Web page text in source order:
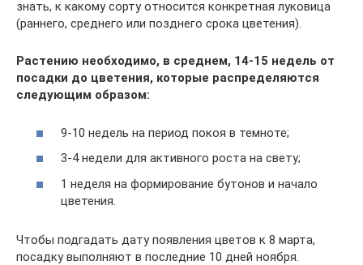
знать, к какому сорту относится конкретная луковица
(раннего, среднего или позднего срока цветения).
Растению необходимо, в среднем, 14-15 недель от
посадки до цветения, которые распределяются
следующим образом:
9-10 недель на период покоя в темноте;
3-4 недели для активного роста на свету;
1 неделя на формирование бутонов и начало
цветения.
Чтобы подгадать дату появления цветов к 8 марта,
посадку выполняют в последние 10 дней ноября.